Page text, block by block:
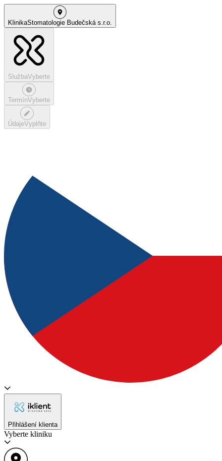
KlinikaStomatologie Budečská s.r.o.
SlužbaVyberte
TermínVyberte
ÚdajeVyplňte
Přihlášení klienta
Vyberte kliniku